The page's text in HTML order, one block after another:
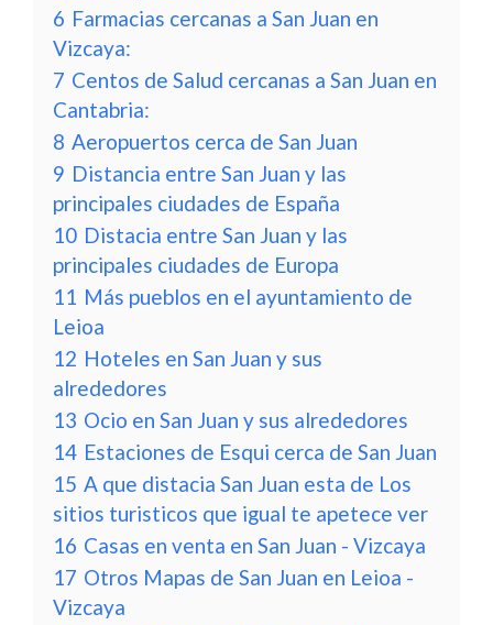
6 Farmacias cercanas a San Juan en
Vizcaya:
7 Centos de Salud cercanas a San Juan en
Cantabria:
8 Aeropuertos cerca de San Juan
9 Distancia entre San Juan y las
principales ciudades de España
10 Distacia entre San Juan y las
principales ciudades de Europa
11 Más pueblos en el ayuntamiento de
Leioa
12 Hoteles en San Juan y sus
alrededores
13 Ocio en San Juan y sus alrededores
14 Estaciones de Esqui cerca de San Juan
15 A que distacia San Juan esta de Los
sitios turisticos que igual te apetece ver
16 Casas en venta en San Juan - Vizcaya
17 Otros Mapas de San Juan en Leioa -
Vizcaya